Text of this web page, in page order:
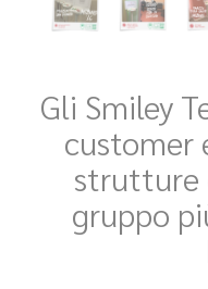
Gli Smiley
customer
strutture
gruppo